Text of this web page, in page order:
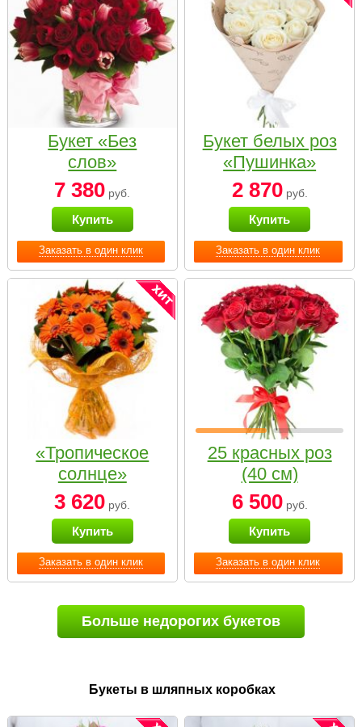
Заказать в один клик
Букет «Без
слов»
7 380 руб.
Купить
Заказать в один клик
Букет белых роз
«Пушинка»
2 870руб.
Купить
Заказать в один клик
«Тропическое
солнце»
3 620 руб.
Купить
Заказать в один клик
25 красных роз
(40 см)
6 500руб.
Купить
Больше недорогих букетов
Букеты в шляпных коробках